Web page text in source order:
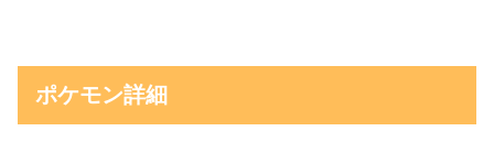
ポケモン詳細